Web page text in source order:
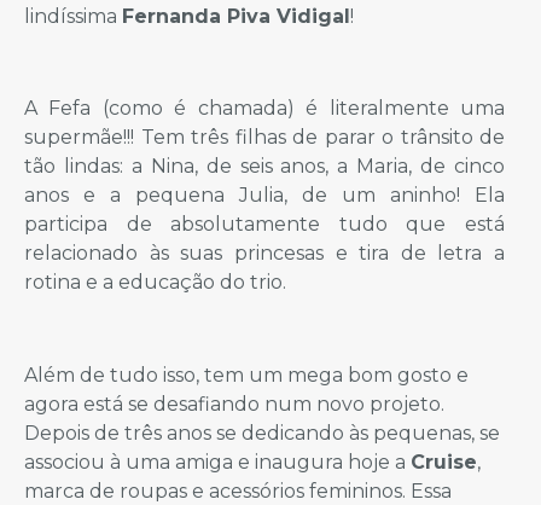
lindíssima Fernanda Piva Vidigal!
A Fefa (como é chamada) é literalmente uma
supermãe!!! Tem três filhas de parar o trânsito de
tão lindas: a Nina, de seis anos, a Maria, de cinco
anos e a pequena Julia, de um aninho! Ela
participa de absolutamente tudo que está
relacionado às suas princesas e tira de letra a
rotina e a educação do trio.
Além de tudo isso, tem um mega bom gosto e
agora está se desafiando num novo projeto.
Depois de três anos se dedicando às pequenas, se
associou à uma amiga e inaugura hoje a Cruise,
marca de roupas e acessórios femininos. Essa